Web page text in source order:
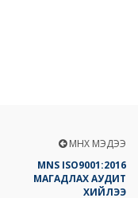
ӨМНӨХ МЭДЭЭ
MNS ISO9001:2016
МАГАДЛАХ АУДИТ
ХИЙЛЭЭ